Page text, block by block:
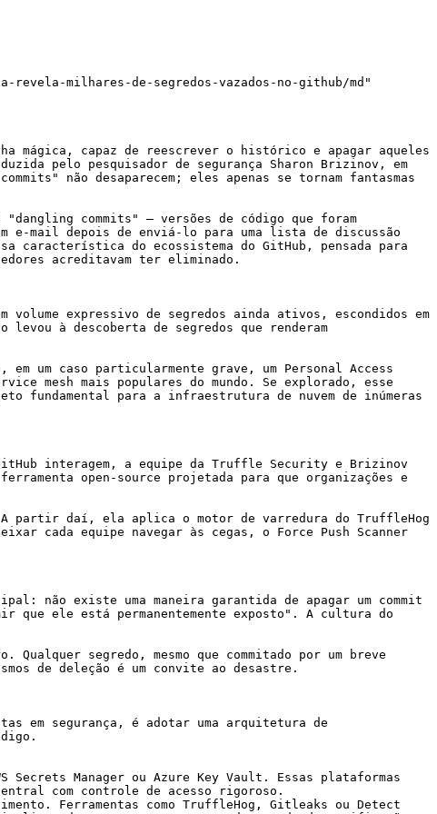
milhares-de-segredos-vazados-no-github/md"
mágica, capaz de reescrever o histórico e apagar aqueles
pelo pesquisador de segurança Sharon Brizinov, em
não desaparecem; eles apenas se tornam fantasmas
commits" – versões de código que foram
e-mail depois de enviá-lo para uma lista de discussão
característica do ecossistema do GitHub, pensada para
acreditavam ter eliminado.
expressivo de segredos ainda ativos, escondidos em
à descoberta de segredos que renderam
em um caso particularmente grave, um Personal Access
mesh mais populares do mundo. Se explorado, esse
fundamental para a infraestrutura de nuvem de inúmeras
interagem, a equipe da Truffle Security e Brizinov
open-source projetada para que organizações e
A partir daí, ela aplica o motor de varredura do TruffleHog
cada equipe navegar às cegas, o Force Push Scanner
não existe uma maneira garantida de apagar um commit
que ele está permanentemente exposto". A cultura do
segredo, mesmo que commitado por um breve
de deleção é um convite ao desastre.
em segurança, é adotar uma arquitetura de
Secrets Manager ou Azure Key Vault. Essas plataformas
com controle de acesso rigoroso.
Ferramentas como TruffleHog, Gitleaks ou Detect